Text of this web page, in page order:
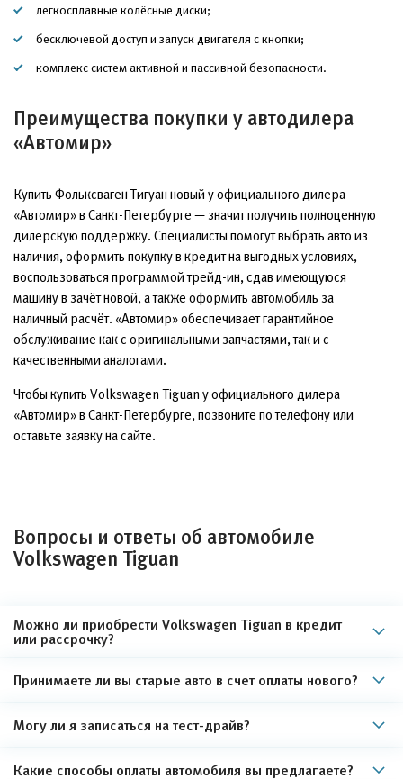
легкосплавные колёсные диски;
бесключевой доступ и запуск двигателя с кнопки;
комплекс систем активной и пассивной безопасности.
Преимущества покупки у автодилера
«Автомир»
Купить Фольксваген Тигуан новый у официального дилера
«Автомир» в Санкт-Петербурге — значит получить полноценную
дилерскую поддержку. Специалисты помогут выбрать авто из
наличия, оформить покупку в кредит на выгодных условиях,
воспользоваться программой трейд-ин, сдав имеющуюся
машину в зачёт новой, а также оформить автомобиль за
наличный расчёт. «Автомир» обеспечивает гарантийное
обслуживание как с оригинальными запчастями, так и с
качественными аналогами.
Чтобы купить Volkswagen Tiguan у официального дилера
«Автомир» в Санкт-Петербурге, позвоните по телефону или
оставьте заявку на сайте.
Вопросы и ответы об автомобиле
Volkswagen Tiguan
Можно ли приобрести Volkswagen Tiguan в кредит
или рассрочку?
Принимаете ли вы старые авто в счет оплаты нового?
Могу ли я записаться на тест-драйв?
Какие способы оплаты автомобиля вы предлагаете?